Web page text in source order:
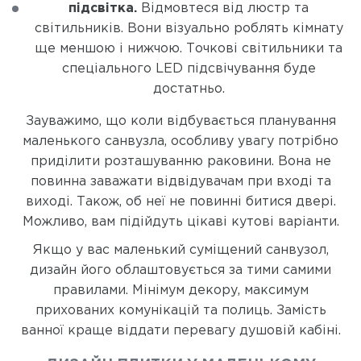
підсвітка. Відмовтеся від люстр та
світильників. Вони візуально роблять кімнату
ще меншою і нижчою. Точкові світильники та
спеціального LED підсвічування буде
достатньо.
Зауважимо, що коли відбувається планування
маленького санвузла, особливу увагу потрібно
приділити розташуванню раковини. Вона не
повинна заважати відвідувачам при вході та
виході. Також, об неї не повинні битися двері.
Можливо, вам підійдуть цікаві кутові варіанти.
Якщо у вас маленький суміщений санвузол,
дизайн його облаштовується за тими самими
правилами. Мінімум декору, максимум
прихованих комунікацій та полиць. Замість
ванної краще віддати перевагу душовій кабіні.